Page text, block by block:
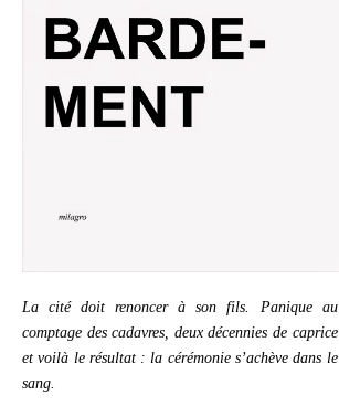
La cité doit renoncer à son fils. Panique au
comptage des cadavres, deux décennies de caprice
et voilà le résultat : la cérémonie s’achève dans le
sang.